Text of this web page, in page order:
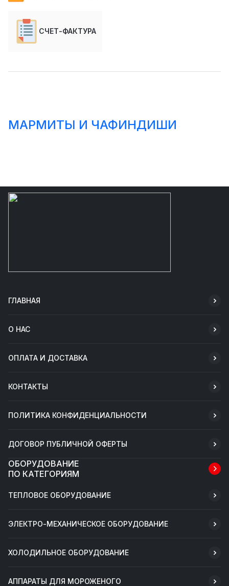
СЧЕТ-ФАКТУРА
МАРМИТЫ И ЧАФИНДИШИ
ГЛАВНАЯ
О НАС
ОПЛАТА И ДОСТАВКА
КОНТАКТЫ
ПОЛИТИКА КОНФИДЕНЦИАЛЬНОСТИ
ДОГОВОР ПУБЛИЧНОЙ ОФЕРТЫ
ОБОРУДОВАНИЕ
ПО КАТЕГОРИЯМ
ТЕПЛОВОЕ ОБОРУДОВАНИЕ
ЭЛЕКТРО-МЕХАНИЧЕСКОЕ ОБОРУДОВАНИЕ
ХОЛОДИЛЬНОЕ ОБОРУДОВАНИЕ
АППАРАТЫ ДЛЯ МОРОЖЕНОГО